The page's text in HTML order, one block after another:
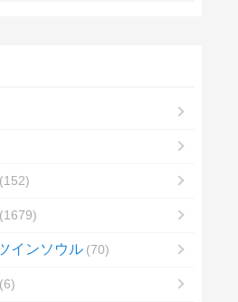
152
1679
インソウル 70
6